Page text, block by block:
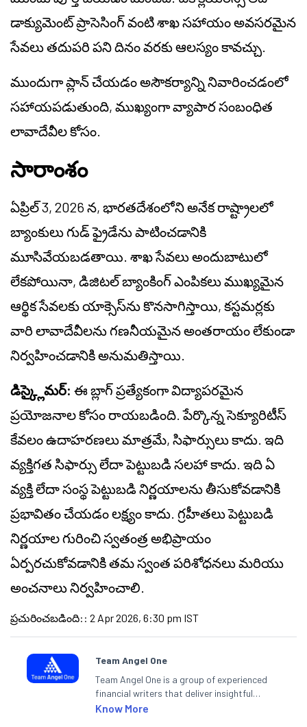
డాక్యుమెంట్ ప్రాసెసింగ్ వంటి శాఖ సహాయం అవసరమైన
సేవలు తదుపరి పని దినం వరకు ఆలస్యం కావచ్చు.
ముందుగా ప్లాన్ చేయడం అసౌకర్యాన్ని నివారించడంలో
సహాయపడుతుంది, ముఖ్యంగా వ్యాపార సంబంధిత
లావాదేవీల కోసం.
సారాంశం
ఏప్రిల్ 3, 2026 న, భారతదేశంలోని అనేక రాష్ట్రాలలో
బ్యాంకులు గుడ్ ఫ్రైడేను పాటించడానికి
మూసివేయబడతాయి. శాఖ సేవలు అందుబాటులో
లేకపోయినా, డిజిటల్ బ్యాంకింగ్ ఎంపికలు ముఖ్యమైన
ఆర్థిక సేవలకు యాక్సెస్‌ను కొనసాగిస్తాయి, కస్టమర్లకు
వారి లావాదేవీలను గణనీయమైన అంతరాయం లేకుండా
నిర్వహించడానికి అనుమతిస్తాయి.
డిస్క్లైమర్: ఈ బ్లాగ్ ప్రత్యేకంగా విద్యాపరమైన
ప్రయోజనాల కోసం రాయబడింది. పేర్కొన్న సెక్యూరిటీస్
కేవలం ఉదాహరణలు మాత్రమే, సిఫార్సులు కాదు. ఇది
వ్యక్తిగత సిఫార్సు లేదా పెట్టుబడి సలహా కాదు. ఇది ఏ
వ్యక్తి లేదా సంస్థ పెట్టుబడి నిర్ణయాలను తీసుకోవడానికి
ప్రభావితం చేయడం లక్ష్యం కాదు. గ్రహీతలు పెట్టుబడి
నిర్ణయాల గురించి స్వతంత్ర అభిప్రాయం
ఏర్పరచుకోవడానికి తమ స్వంత పరిశోధనలు మరియు
అంచనాలు నిర్వహించాలి.
ప్రచురించబడింది: : 2 Apr 2026, 6:30 pm IST
Team Angel One
Team Angel One is a group of experienced
financial writers that deliver insightful
articles on the stock market, IPO, economy,
Know More